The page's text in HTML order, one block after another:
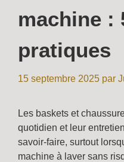
machine :
pratiques
15 septembre 2025 par
Les baskets et
quotidien et leur
savoir-faire, surtout
machine à laver sans